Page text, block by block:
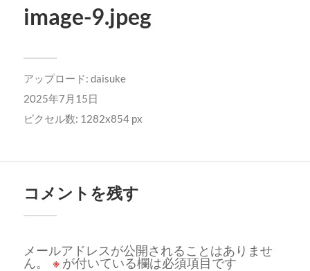
image-9.jpeg
アップロード: daisuke
2025年7月15日
ピクセル数: 1282x854 px
コメントを残す
メールアドレスが公開されることはありませ
ん。
※ が付いている欄は必須項目です